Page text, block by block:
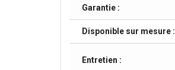
Garantie :
Disponible sur mesure :
Entretien :